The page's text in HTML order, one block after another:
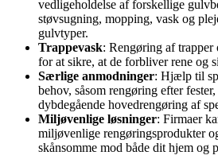
vedligeholdelse af forskellige
støvsugning, mopping, vask og
gulvtyper.
Trappevask: Rengøring af trapper
for at sikre, at de forbliver rene og
Særlige anmodninger: Hjælp til
behov, såsom rengøring efter
dybdegående hovedrengøring af
Miljøvenlige løsninger: Firmaer
miljøvenlige rengøringsprodukter
skånsomme mod både dit hjem og